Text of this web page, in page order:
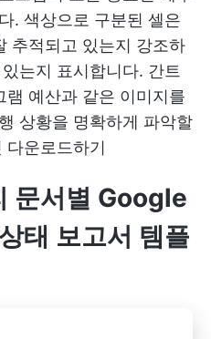
. 색상으로 구분된 셀은
추적되고 있는지 강조하
는지 표시합니다. 간트
예산과 같은 이미지를
상황을 명확하게 파악할
다운로드하기
문서별 Google
태 보고서 템플